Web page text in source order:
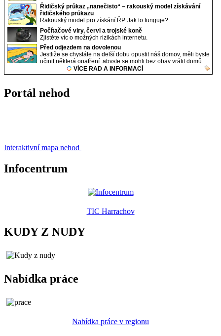
Portál nehod
Interaktivní mapa nehod
Infocentrum
TIC Harrachov
KUDY Z NUDY
Nabídka práce
Nabídka práce v regionu